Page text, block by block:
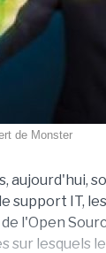
de Monster
aujourd'hui,
support IT,
l'Open
sur lesquels